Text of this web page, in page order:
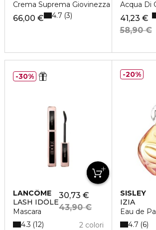
Crema Suprema Giovinezza Occhi &
66,00 € 4.7 3
Acqua Di
41,23 €
58,90 €
LANCÔME
LASH IDÔLE
Mascara
30,73 €
43,90 €
2 colori
4.3 12
30%
SISLEY
IZIA
Eau de
4.7 6
20%